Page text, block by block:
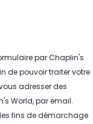
par Chaplin's
de pouvoir traiter votre
adresser des
World, par email.
fins de démarchage